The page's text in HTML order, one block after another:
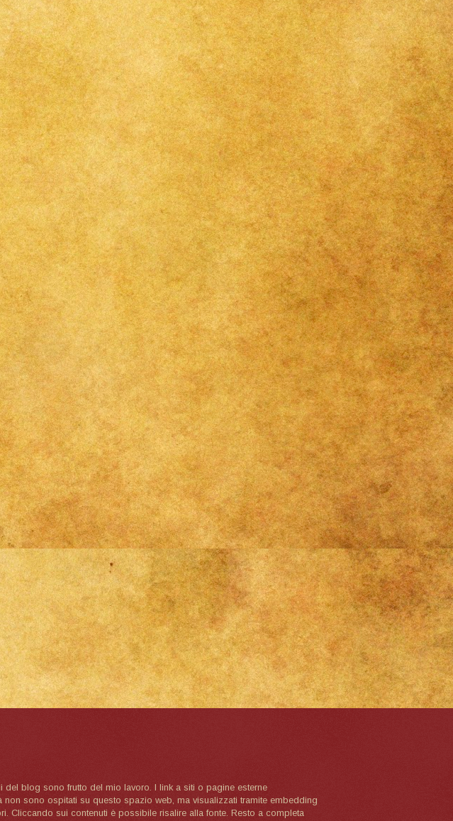
del blog sono frutto del mio lavoro. I link a siti o pagine esterne
sono ospitati su questo spazio web, ma visualizzati tramite embedding
Cliccando sui contenuti è possibile risalire alla fonte. Resto a completa